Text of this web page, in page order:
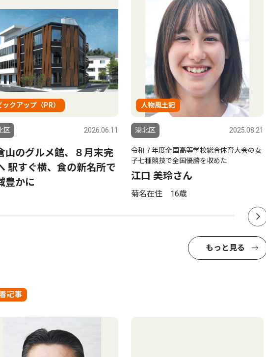
ックアップ（PR）
区 2026.06.11
山のグルメ館、８月末完
駅すぐ横、食の新名所で
豊かに
人物風土記
港北区 2025.08.21
令和７年度全国高等学校総合体育大会の女
子七種競技で全国優勝を収めた
江口 美玲さん
菊名在住 16歳
もっと見る
記事